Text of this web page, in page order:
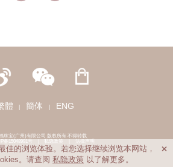
體 簡体 ENG
珠宝(广州)有限公司 版权所有 不得转载
备15048991号 | 私隐政策 | 法律声明
佳的浏览体验。若您选择继续浏览本网站，
。请查阅私隐政策 以了解更多。
